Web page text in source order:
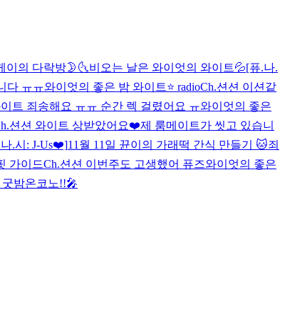
이의 다락방🌛🌜비오는 날은 와이엇의 와이트💦[퓨.나.
다 ㅠㅠ와이엇의 좋은 밤 와이트⭐️ radioCh.션션 이션같
트 죄송해요 ㅠㅠ 순간 렉 걸렸어요 ㅠ와이엇의 좋은
션션 와이트 상받았어요❤️제 룸메이트가 씻고 있습니
.시: J-Us❤️]11월 11일 뀬이의 가래떡 간식 만들기 🐱죄
가이드Ch.션션 이번주도 고생했어 퓨즈와이엇의 좋은
굿밤온코노!!🎤